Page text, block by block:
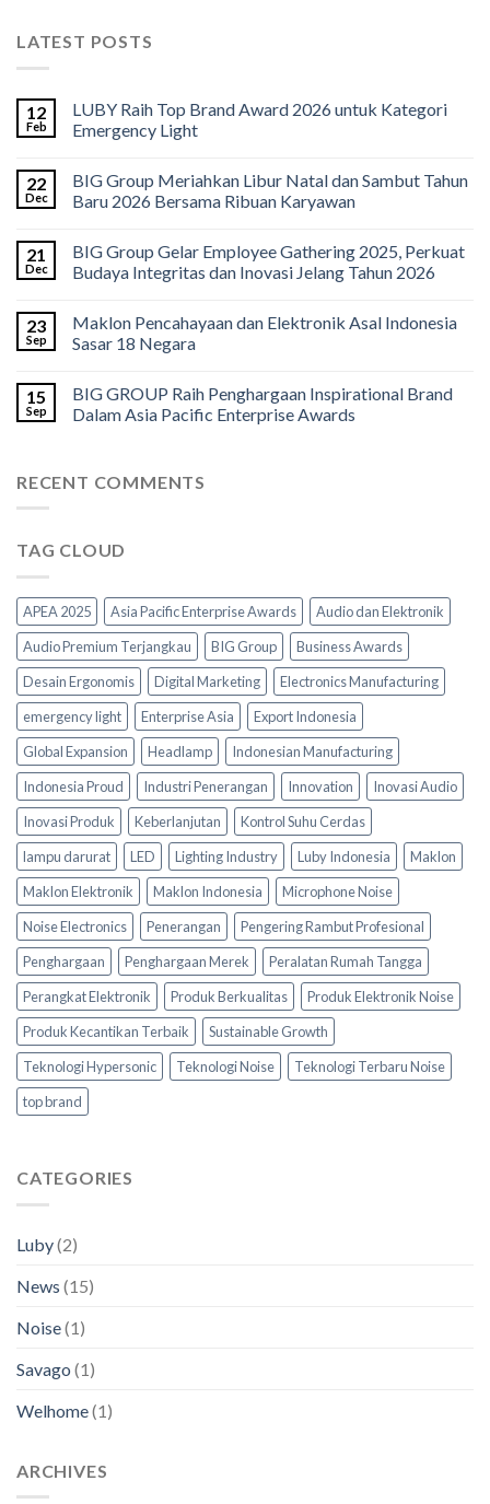
LATEST POSTS
12
Feb
LUBY Raih Top Brand Award 2026 untuk Kategori
Emergency Light
22
Dec
BIG Group Meriahkan Libur Natal dan Sambut Tahun
Baru 2026 Bersama Ribuan Karyawan
21
Dec
BIG Group Gelar Employee Gathering 2025, Perkuat
Budaya Integritas dan Inovasi Jelang Tahun 2026
23
Sep
Maklon Pencahayaan dan Elektronik Asal Indonesia
Sasar 18 Negara
15
Sep
BIG GROUP Raih Penghargaan Inspirational Brand
Dalam Asia Pacific Enterprise Awards
RECENT COMMENTS
TAG CLOUD
APEA 2025 Asia Pacific Enterprise Awards
Audio dan Elektronik
Audio Premium Terjangkau
BIG Group
Business Awards
Desain Ergonomis
Digital Marketing
Electronics Manufacturing
emergency light
Enterprise Asia
Export Indonesia
Global Expansion
Headlamp
Indonesian Manufacturing
Indonesia Proud
Industri Penerangan Innovation
Inovasi Audio
Inovasi Produk
Keberlanjutan
Kontrol Suhu Cerdas
lampu darurat
LED Lighting Industry Luby Indonesia
Maklon
Maklon Elektronik
Maklon Indonesia
Microphone Noise
Noise Electronics
Penerangan
Pengering Rambut Profesional
Penghargaan
Penghargaan Merek
Peralatan Rumah Tangga
Perangkat Elektronik
Produk Berkualitas
Produk Elektronik Noise
Produk Kecantikan Terbaik
Sustainable Growth
Teknologi Hypersonic
Teknologi Noise
Teknologi Terbaru Noise
top brand
CATEGORIES
Luby(2)
News (15)
Noise(1)
Savago (1)
Welhome(1)
ARCHIVES